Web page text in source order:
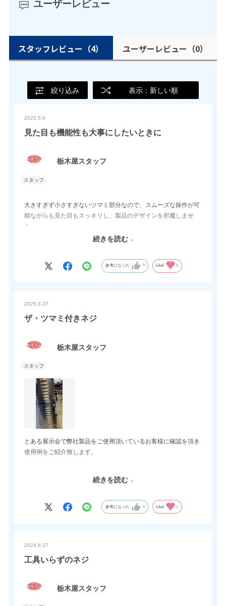
ユーザーレビュー
スタッフレビュー （4） ユーザーレビュー （0）
絞り込み 表示：新しい順
2025.5.9
見た目も機能性も大事にしたいときに
栃木屋スタッフ
大きすぎず小さすぎないツマミ部分なので、スムーズな操作が可
能ながらも見た目もスッキリし、製品のデザインを邪魔しませ
ん。
首下の長さはご希望に応じて特注対応も可能です。
続きを読む
参考になった 0 Like! 0
2025.3.27
ザ・ツマミ付きネジ
栃木屋スタッフ
とある展示会で弊社製品をご使用頂いているお客様に確認を頂き
使用例をご紹介致します。
・機能・デザイン・価格面から弊社製品を選択頂いたとの事。
続きを読む
参考になった 0 Like! 1
2024.8.27
工具いらずのネジ
栃木屋スタッフ